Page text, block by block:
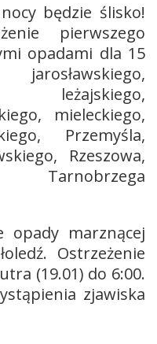
będzie ślisko!
pierwszego
opadami dla 15
leżajskiego,
mieleckiego,
Przemyśla,
Rzeszowa,
Tarnobrzega
opady marznącej
Ostrzeżenie
(19.01) do 6:00.
zjawiska